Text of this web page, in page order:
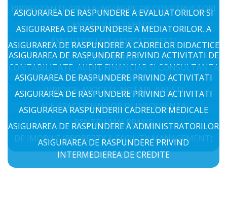
PROIECTANTILOR SI A INGINERILOR CONSTRUCTORI
ASIGURAREA DE RASPUNDERE A EVALUATORILOR SI
EXPERTILOR TEHNICI
ASIGURAREA DE RASPUNDERE A MEDIATORILOR, A
EXECUTORILOR JUDECATORESTI
ASIGURAREA DE RASPUNDERE A CADRELOR DIDACTICE
SI PEDAGOGICE
ASIGURAREA DE RASPUNDERE PRIVIND ACTIVITATI DE
CONTABILITATE, AUDIT FINANCIAR SI CONSULTANTA
IN DOMENIUL FISCAL
ASIGURAREA DE RASPUNDERE PRIVIND ACTIVITATI
JURIDICE: AVOCATI, NOTARI, JURISTI
ASIGURAREA DE RASPUNDERE PRIVIND ACTIVITATI
ALE PRACTICIENILOR IN INSOLVENTA
ASIGURAREA RASPUNDERII CADRELOR MEDICALE
PENTRU MALPRAXIS
ASIGURAREA DE RASPUNDERE A ADMINISTRATORILOR
DE IMOBILE (PROPERTY & FACILITY MANAGEMENT)
ASIGURAREA DE RASPUNDERE PRIVIND
INTERMEDIEREA DE CREDITE